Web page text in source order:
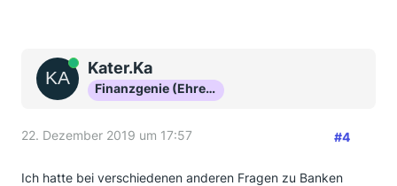
OnlineKater.Ka
Finanzgenie (Ehrenmitglied)
22. Dezember 2019 um 17:57 #4
Ich hatte bei verschiedenen anderen Fragen zu Banken